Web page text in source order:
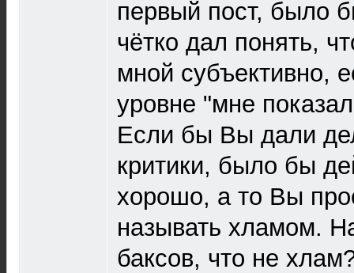
первый пост, было
чётко дал понять,
мной субъективно,
уровне "мне
Если бы Вы дали
критики, было бы
хорошо, а то Вы
называть хламом.
баксов, что не